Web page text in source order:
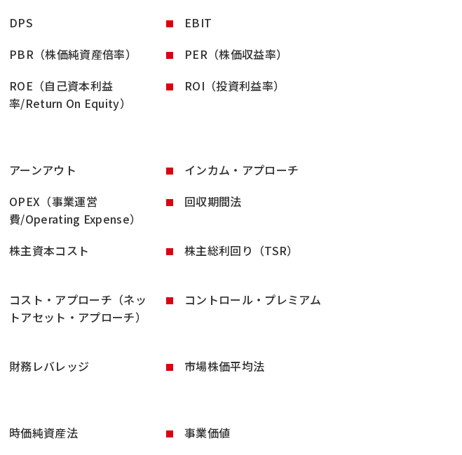
DPS
EBIT
PBR（株価純資産倍率）
PER（株価収益率）
ROE（自己資本利益
率/Return On Equity）
ROI（投資利益率）
アーンアウト
インカム・アプローチ
OPEX（事業運営
費/Operating Expense）
回収期間法
株主資本コスト 株主総利回り（TSR）
コスト・アプローチ（ネッ
トアセット・アプローチ）
コントロール・プレミアム
財務レバレッジ 市場株価平均法
時価純資産法
事業価値